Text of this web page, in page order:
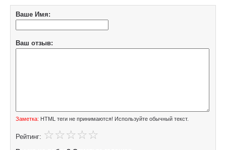
Ваше Имя:
Ваш отзыв:
Заметка: HTML теги не принимаются! Используйте обычный текст.
Рейтинг: